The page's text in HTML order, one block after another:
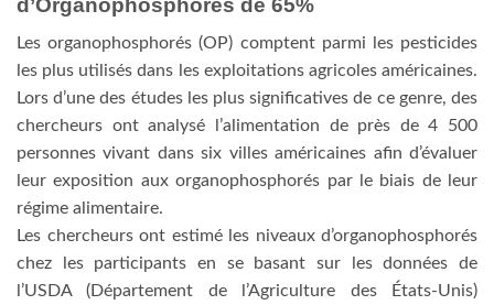
d’Organophosphorés de 65%
Les organophosphorés (OP) comptent parmi les pesticides
les plus utilisés dans les exploitations agricoles américaines.
Lors d’une des études les plus significatives de ce genre, des
chercheurs ont analysé l’alimentation de près de 4 500
personnes vivant dans six villes américaines afin d’évaluer
leur exposition aux organophosphorés par le biais de leur
régime alimentaire.
Les chercheurs ont estimé les niveaux d’organophosphorés
chez les participants en se basant sur les données de
l’USDA (Département de l’Agriculture des États-Unis)